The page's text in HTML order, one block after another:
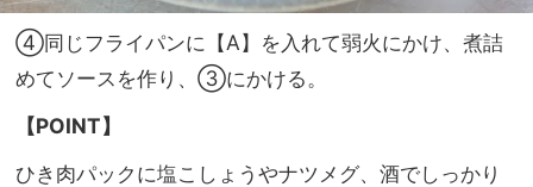
④同じフライパンに【A】を入れて弱火にかけ、煮詰
めてソースを作り、③にかける。
【POINT】
ひき肉パックに塩こしょうやナツメグ、酒でしっかり